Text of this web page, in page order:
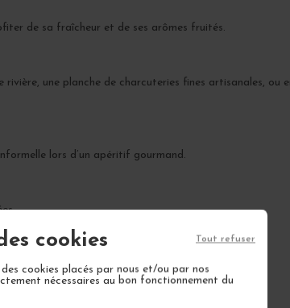
cookies
cookies placés par nous et/ou par nos
nécessaires au bon fonctionnement du
Tout refuser
de sa fraîcheur et de ses arômes fruités.
une planche de charcuteries fines artisanales, ou
lors d’un apéritif gourmand.